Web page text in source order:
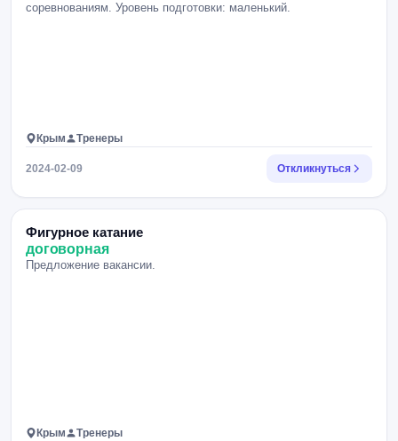
соревнованиям. Уровень подготовки: маленький.
Крым Тренеры
2024-02-09 Откликнуться
Фигурное катание
договорная
Предложение вакансии.
Крым Тренеры